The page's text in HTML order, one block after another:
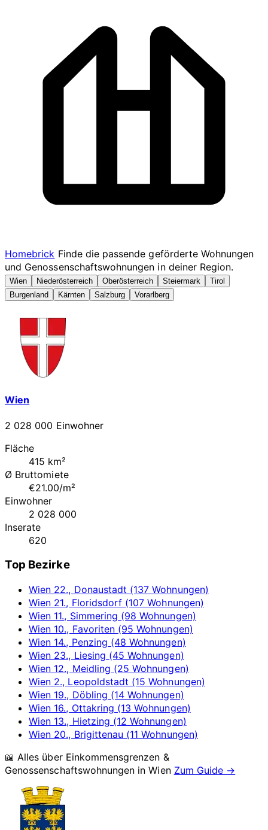
Homebrick Finde die passende geförderte Wohnungen
und Genossenschaftswohnungen in deiner Region.
Wien Niederösterreich Oberösterreich Steiermark
Tirol
Burgenland
Kärnten Salzburg Vorarlberg
Wien
2 028 000 Einwohner
Fläche
415 km²
Ø Bruttomiete
€21.00/m²
Einwohner
2 028 000
Inserate
620
Top Bezirke
Wien 22., Donaustadt (137 Wohnungen)
Wien 21., Floridsdorf (107 Wohnungen)
Wien 11., Simmering (98 Wohnungen)
Wien 10., Favoriten (95 Wohnungen)
Wien 14., Penzing (48 Wohnungen)
Wien 23., Liesing (45 Wohnungen)
Wien 12., Meidling (25 Wohnungen)
Wien 2., Leopoldstadt (15 Wohnungen)
Wien 19., Döbling (14 Wohnungen)
Wien 16., Ottakring (13 Wohnungen)
Wien 13., Hietzing (12 Wohnungen)
Wien 20., Brigittenau (11 Wohnungen)
📖 Alles über Einkommensgrenzen &
Genossenschaftswohnungen inWien Zum Guide →